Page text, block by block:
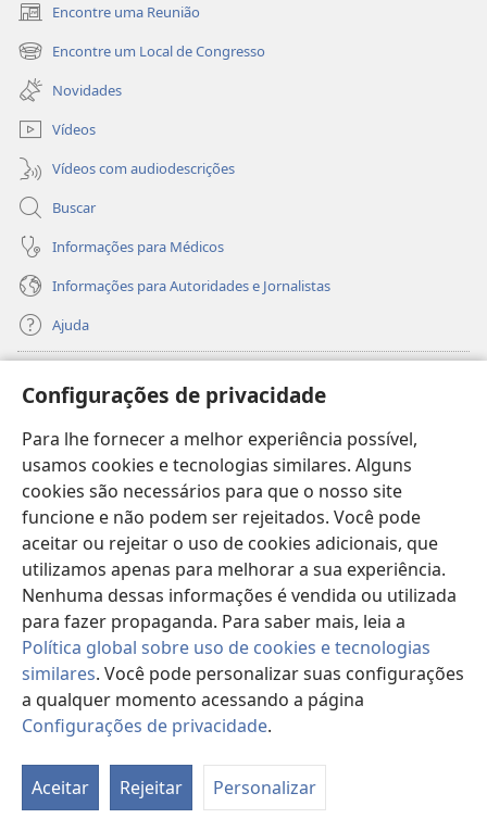
Configurações de privacidade
Para lhe fornecer a melhor experiência possível,
usamos cookies e tecnologias similares. Alguns
cookies são necessários para que o nosso site
funcione e não podem ser rejeitados. Você pode
aceitar ou rejeitar o uso de cookies adicionais, que
utilizamos apenas para melhorar a sua experiência.
Nenhuma dessas informações é vendida ou utilizada
para fazer propaganda. Para saber mais, leia a
Política global sobre uso de cookies e tecnologias
similares. Você pode personalizar suas configurações
a qualquer momento acessando a página
Configurações de privacidade.
Aceitar Rejeitar Personalizar
Encontre uma Reunião
(abre
nova
janela)
Encontre um Local de Congresso
(abre
nova
janela)
Novidades
Vídeos
Vídeos com audiodescrições
Buscar
Informações para Médicos
Informações para Autoridades e Jornalistas
Ajuda
(abre
nova
janela)
Biblioteca On-line da Torre de Vigia™
(abre
nova
janela)JW Hub
(abre
nova
janela)JW Library
Watchtower Library
Copyright© 2026 Watch Tower Bible and Tract Society of Pennsylvania.
TERMOS DE USO | POLÍTICA DE PRIVACIDADE